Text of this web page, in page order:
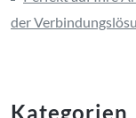
der
Kategorien